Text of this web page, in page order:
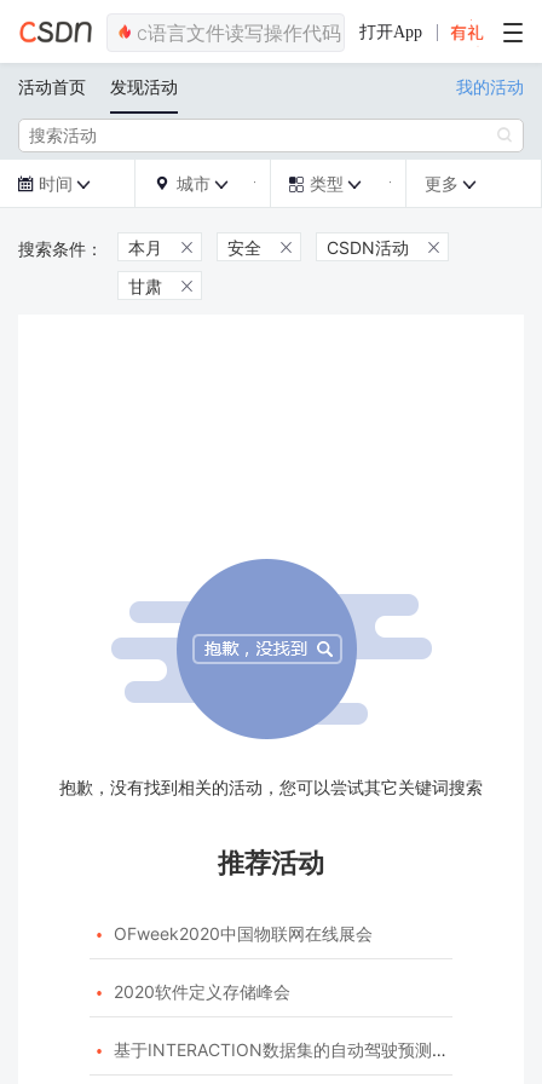
打开App
活动首页 发现活动 我的活动

 时间   城市   类型  更多 
本月  安全  CSDN活动 
甘肃 
抱歉，没有找到相关的活动，您可以尝试其它关键词搜索
推荐活动
 OFweek2020中国物联网在线展会
 2020软件定义存储峰会
 基于INTERACTION数据集的自动驾驶预测模型挑战赛